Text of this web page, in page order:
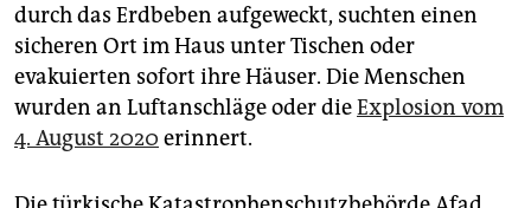
durch das Erdbeben aufgeweckt, suchten einen
sicheren Ort im Haus unter Tischen oder
evakuierten sofort ihre Häuser. Die Menschen
wurden an Luftanschläge oder dieExplosion vom
4. August 2020 erinnert.